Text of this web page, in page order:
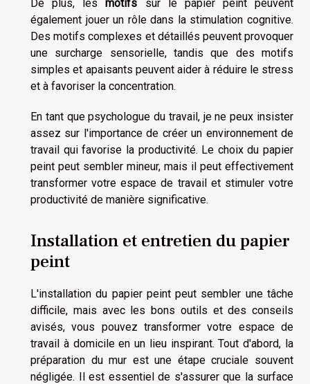
De plus, lesmotifs sur le papier peint peuvent
également jouer un rôle dans la stimulation cognitive.
Des motifs complexes et détaillés peuvent provoquer
une surcharge sensorielle, tandis que des motifs
simples et apaisants peuvent aider à réduire le stress
et à favoriser la concentration.
En tant que psychologue du travail, je ne peux insister
assez sur l'importance de créer un environnement de
travail qui favorise la productivité. Le choix du papier
peint peut sembler mineur, mais il peut effectivement
transformer votre espace de travail et stimuler votre
productivité de manière significative.
Installation et entretien du papier
peint
L'installation du papier peint peut sembler une tâche
difficile, mais avec les bons outils et des conseils
avisés, vous pouvez transformer votre espace de
travail à domicile en un lieu inspirant. Tout d'abord, la
préparation du mur est une étape cruciale souvent
négligée. Il est essentiel de s'assurer que la surface